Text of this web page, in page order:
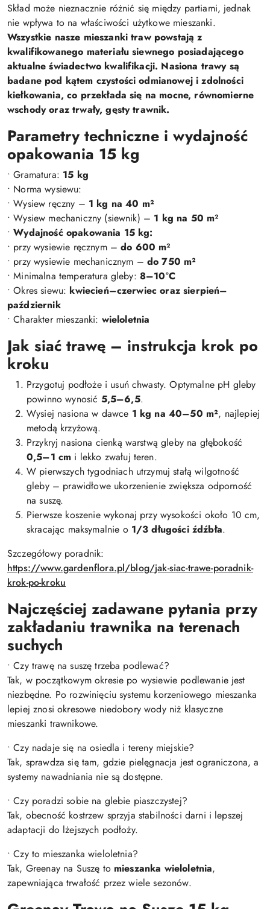
Skład może nieznacznie różnić się między partiami, jednak
nie wpływa to na właściwości użytkowe mieszanki.
Wszystkie nasze mieszanki traw powstają z
kwalifikowanego materiału siewnego posiadającego
aktualne świadectwo kwalifikacji. Nasiona trawy są
badane pod kątem czystości odmianowej i zdolności
kiełkowania, co przekłada się na mocne, równomierne
wschody oraz trwały, gęsty trawnik.
Parametry techniczne i wydajność
opakowania 15 kg
• Gramatura: 15 kg
• Norma wysiewu:
• Wysiew ręczny – 1 kg na 40 m²
• Wysiew mechaniczny (siewnik) – 1 kg na 50 m²
•Wydajność opakowania 15 kg:
• przy wysiewie ręcznym –do 600 m²
• przy wysiewie mechanicznym – do 750 m²
• Minimalna temperatura gleby: 8–10°C
• Okres siewu: kwiecień–czerwiec oraz sierpień–
październik
• Charakter mieszanki: wieloletnia
Jak siać trawę – instrukcja krok po
kroku
Przygotuj podłoże i usuń chwasty. Optymalne pH gleby
powinno wynosić 5,5–6,5.
Wysiej nasiona w dawce 1 kg na 40–50 m², najlepiej
metodą krzyżową.
Przykryj nasiona cienką warstwą gleby na głębokość
0,5–1 cm i lekko zwałuj teren.
W pierwszych tygodniach utrzymuj stałą wilgotność
gleby – prawidłowe ukorzenienie zwiększa odporność
na suszę.
Pierwsze koszenie wykonaj przy wysokości około 10 cm,
skracając maksymalnie o 1/3 długości źdźbła.
Szczegółowy poradnik:
https://www.gardenflora.pl/blog/jak-siac-trawe-poradnik-
krok-po-kroku
Najczęściej zadawane pytania przy
zakładaniu trawnika na terenach
suchych
• Czy trawę na suszę trzeba podlewać?
Tak, w początkowym okresie po wysiewie podlewanie jest
niezbędne. Po rozwinięciu systemu korzeniowego mieszanka
lepiej znosi okresowe niedobory wody niż klasyczne
mieszanki trawnikowe.
• Czy nadaje się na osiedla i tereny miejskie?
Tak, sprawdza się tam, gdzie pielęgnacja jest ograniczona, a
systemy nawadniania nie są dostępne.
• Czy poradzi sobie na glebie piaszczystej?
Tak, obecność kostrzew sprzyja stabilności darni i lepszej
adaptacji do lżejszych podłoży.
• Czy to mieszanka wieloletnia?
Tak, Greenay na Suszę to mieszanka wieloletnia,
zapewniająca trwałość przez wiele sezonów.